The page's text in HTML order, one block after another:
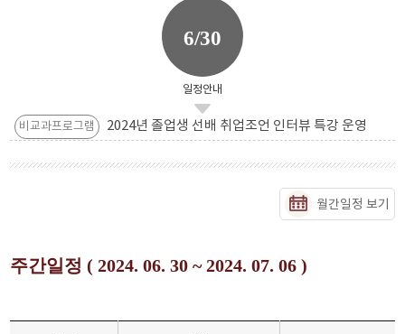
6/30
일정안내
비교과프로그램 2024년 졸업생 선배 취업조언 인터뷰 특강 운영
월간일정 보기
주간일정 ( 2024. 06. 30 ~ 2024. 07. 06 )